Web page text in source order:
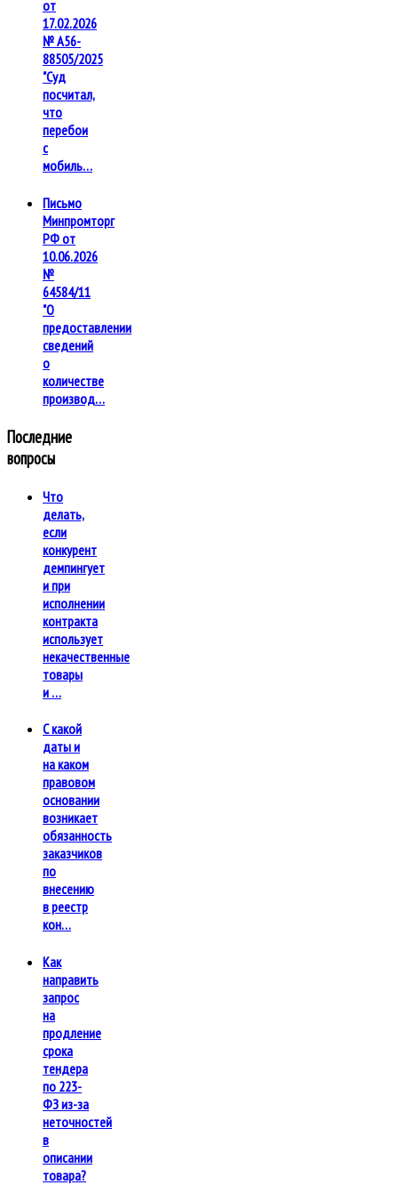
от
17.02.2026
№ А56-
88505/2025
"Суд
посчитал,
что
перебои
с
мобиль…
Письмо
Минпромторг
РФ от
10.06.2026
№
64584/11
"О
предоставлении
сведений
о
количестве
производ…
Последние
вопросы
Что
делать,
если
конкурент
демпингует
и при
исполнении
контракта
использует
некачественные
товары
и …
С какой
даты и
на каком
правовом
основании
возникает
обязанность
заказчиков
по
внесению
в реестр
кон…
Как
направить
запрос
на
продление
срока
тендера
по 223-
ФЗ из-за
неточностей
в
описании
товара?